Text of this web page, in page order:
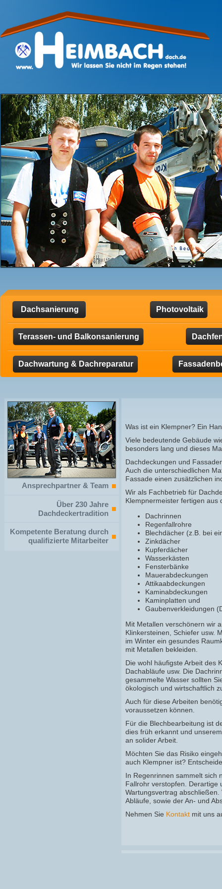
Dachsanierung Photovoltaik
Terassen- und Balkonsanierung
Dachwartung & Dachreparatur
Ansprechpartner & Team
Über 230 Jahre
Dachdeckertradition
Kompetente Beratung durch
qualifizierte Mitarbeiter
Was ist ein Klempner? Ein
Viele bedeutende Gebäude
besonders lang und dieses
Dachdeckungen und
Auch die unterschiedlichen
Fassade einen zusätzlichen
Wir als Fachbetrieb für
Klempnermeister fertigen aus
Dachrinnen
Regenfallrohre
Blechdächer (z.B. bei
Zinkdächer
Kupferdächer
Wasserkästen
Fensterbänke
Mauerabdeckungen
Attikaabdeckungen
Kaminabdeckungen
Kaminplatten und
Gaubenverkleidungen
Mit Metallen verschönern wir
Klinkersteinen, Schiefer usw.
im Winter ein gesundes
mit Metallen bekleiden.
Die wohl häufigste Arbeit des
Dachabläufe usw. Die
gesammelte Wasser sollten
ökologisch und wirtschaftlich
Auch für diese Arbeiten
voraussetzen können.
Für die Blechbearbeitung ist
dies früh erkannt und
an solider Arbeit.
Möchten Sie das Risiko
auch Klempner ist?
In Regenrinnen sammelt sich
Fallrohr verstopfen. Derartige
Wartungsvertrag
Abläufe, sowie der An- und
Nehmen Sie Kontakt mit uns